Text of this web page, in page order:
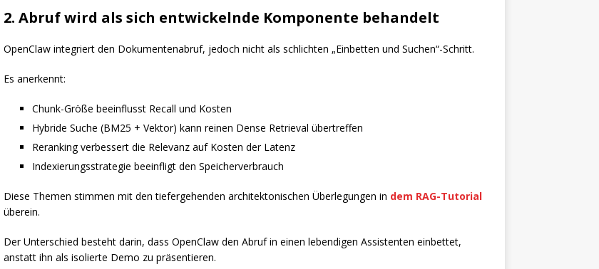
2. Abruf wird als sich entwickelnde Komponente behandelt
OpenClaw integriert den Dokumentenabruf, jedoch nicht als schlichten „Einbetten und Suchen“-Schritt.
Es anerkennt:
Chunk-Größe beeinflusst Recall und Kosten
Hybride Suche (BM25 + Vektor) kann reinen Dense Retrieval übertreffen
Reranking verbessert die Relevanz auf Kosten der Latenz
Indexierungsstrategie beeinfligt den Speicherverbrauch
Diese Themen stimmen mit den tiefergehenden architektonischen Überlegungen in dem RAG-Tutorial
überein.
Der Unterschied besteht darin, dass OpenClaw den Abruf in einen lebendigen Assistenten einbettet,
anstatt ihn als isolierte Demo zu präsentieren.